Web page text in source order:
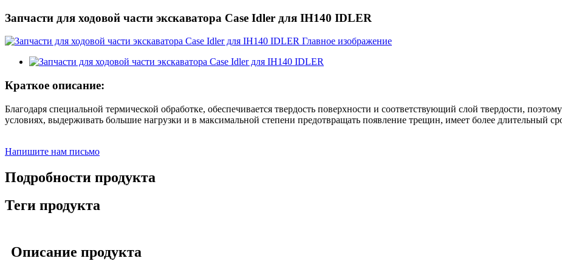
Запчасти для ходовой части экскаватора Case Idler для IH140 IDLER
Краткое описание:
Благодаря специальной термической обработке, обеспечивается твердость поверхности и соответствующий слой твердости,
условиях, выдерживать большие нагрузки и в максимальной степени предотвращать появление трещин, имеет более длительный
Напишите нам письмо
Подробности продукта
Теги продукта
Описание продукта